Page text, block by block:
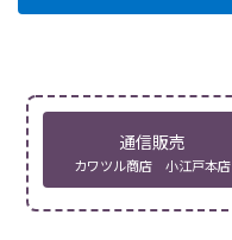
通信販売
カワツル商店 小江戸本店